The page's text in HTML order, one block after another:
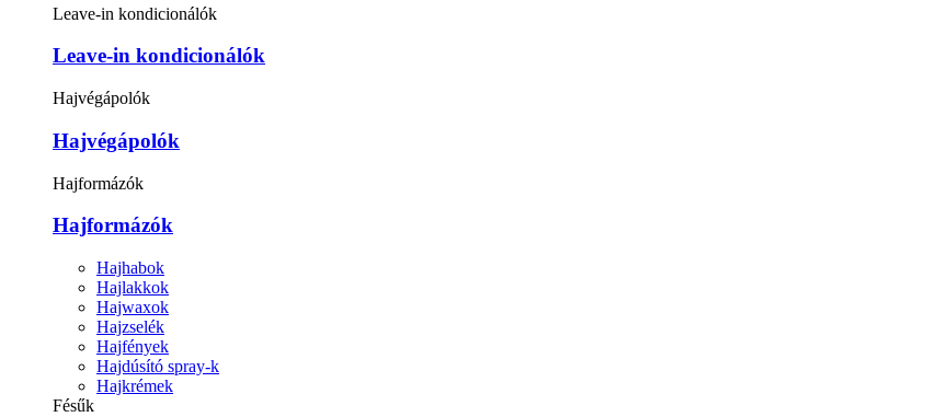
Leave-in kondicionálók
Leave-in kondicionálók
Hajvégápolók
Hajvégápolók
Hajformázók
Hajformázók
Hajhabok
Hajlakkok
Hajwaxok
Hajzselék
Hajfények
Hajdúsító spray-k
Hajkrémek
Fésűk